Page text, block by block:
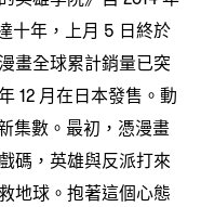
十年 ， 上月 5 日終於
畫全球累計銷量已突
12 月在日本發售。動
集數。最初 ， 憑漫畫
碼 ， 英雄與反派打來
地球。抱著這個心態